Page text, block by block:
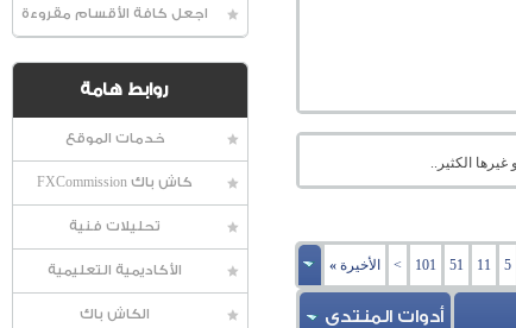
اجعل كافة الأقسام مقروءة
روابط هامة
خدمات الموقع
كاش باك FXCommission
تحليلات فنية
الأكاديمية التعليمية
الكاش باك
الكثير..
5
11
51
101
> الأخيرة »
أدوات المنتدى